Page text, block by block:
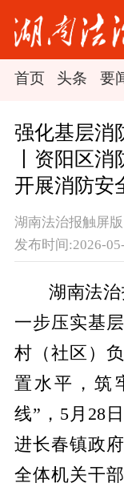
首页 头条 要
强化基层消
丨资阳区
开展消防安
湖南法治报触屏版
发布时间:2026-
湖南法
一步压实基
村（社区）
置水平，筑
线”，5月28
进长春镇政
全体机关干